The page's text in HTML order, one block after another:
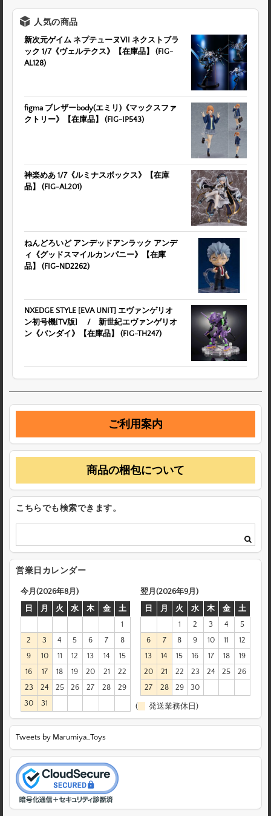
人気の商品
新次元ゲイム ネプテューヌVII ネクストブラ
ック 1/7《ヴェルテクス》【在庫品】 (FIG-
AL128)
figma ブレザーbody(エミリ)《マックスファ
クトリー》【在庫品】 (FIG-IP543)
神楽めあ 1/7《ルミナスボックス》【在庫
品】 (FIG-AL201)
ねんどろいど アンデッドアンラック アンデ
ィ《グッドスマイルカンパニー》【在庫
品】 (FIG-ND2262)
NXEDGE STYLE [EVA UNIT] エヴァンゲリオ
ン初号機[TV版] / 新世紀エヴァンゲリオ
ン《バンダイ》【在庫品】 (FIG-TH247)
ご利用案内
商品の梱包について
こちらでも検索できます。
営業日カレンダー
今月(2026年8月)
日
月 火 水 木 金
土
1
2
3 4 5 6 7
8
9
10 11 12 13 14
15
16
17 18 19 20 21
22
23
24 25 26 27 28
29
30
31
翌月(2026年9月)
日
月 火 水 木 金
土
1
2 3 4
5
6
7 8 9 10 11
12
13
14 15 16 17 18
19
20
21 22 23 24 25
26
27
28 29 30
( 発送業務休日)
Tweets by Marumiya_Toys